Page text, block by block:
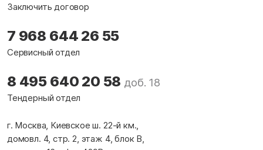
Заключить договор
7 968 644 26 55
Сервисный отдел
8 495 640 20 58 доб. 18
Тендерный отдел
г. Москва, Киевское ш. 22-й км.,
домовл. 4, стр. 2, этаж 4, блок В,